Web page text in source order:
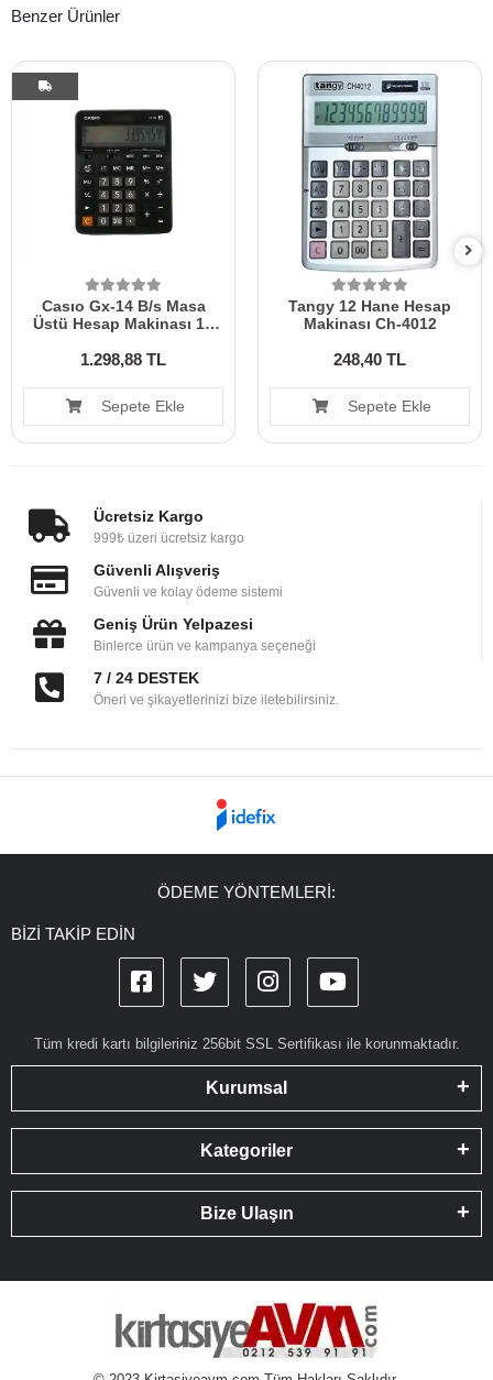
Benzer Ürünler
Casıo Gx-14 B/s Masa
Üstü Hesap Makinası 14
1.298,88 TL
Sepete Ekle
Tangy 12 Hane Hesap
Makinası Ch-4012
248,40 TL
Sepete Ekle
Ücretsiz Kargo
999₺ üzeri ücretsiz kargo
Güvenli Alışveriş
Güvenli ve kolay ödeme sistemi
Geniş Ürün Yelpazesi
Binlerce ürün ve kampanya seçeneği
7 / 24 DESTEK
Öneri ve şikayetlerinizi bize iletebilirsiniz.
ÖDEME YÖNTEMLERİ:
BİZİ TAKİP EDİN
Tüm kredi kartı bilgileriniz 256bit SSL Sertifikası ile korunmaktadır.
Kurumsal
Kategoriler
Bize Ulaşın